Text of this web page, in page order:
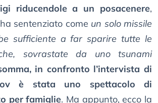
riducendole a un posacenere,
sentenziato come un solo missile
sufficiente a far sparire tutte le
sovrastate da uno tsunami
in confronto l’intervista di
è stata uno spettacolo di
per famiglie. Ma appunto, ecco la